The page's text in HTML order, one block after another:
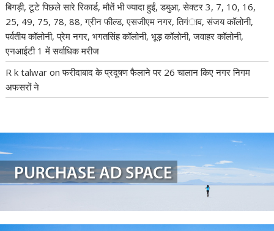
बिगड़ी, टूटे पिछले सारे रिकार्ड, मौतें भी ज्यादा हुईं, डबुआ, सेक्टर 3, 7, 10, 16,
25, 49, 75, 78, 88, ग्रीन फील्ड, एसजीएम नगर, तिगंाव, संजय कॉलोनी,
पर्वतीय कॉलोनी, प्रेम नगर, भगतसिंह कॉलोनी, भूड़ कॉलोनी, जवाहर कॉलोनी,
एनआईटी 1 में सर्वाधिक मरीज
R k talwar onफरीदाबाद के प्रदूषण फैलाने पर 26 चालान किए नगर निगम
अफसरों ने